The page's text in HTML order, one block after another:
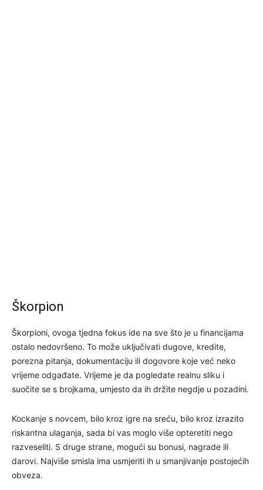
Škorpion
Škorpioni, ovoga tjedna fokus ide na sve što je u financijama
ostalo nedovršeno. To može uključivati dugove, kredite,
porezna pitanja, dokumentaciju ili dogovore koje već neko
vrijeme odgađate. Vrijeme je da pogledate realnu sliku i
suočite se s brojkama, umjesto da ih držite negdje u pozadini.
Kockanje s novcem, bilo kroz igre na sreću, bilo kroz izrazito
riskantna ulaganja, sada bi vas moglo više opteretiti nego
razveseliti. S druge strane, mogući su bonusi, nagrade ili
darovi. Najviše smisla ima usmjeriti ih u smanjivanje postojećih
obveza.